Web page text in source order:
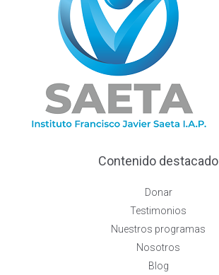
Contenido destacado
Donar
Testimonios
Nuestros programas
Nosotros
Blog